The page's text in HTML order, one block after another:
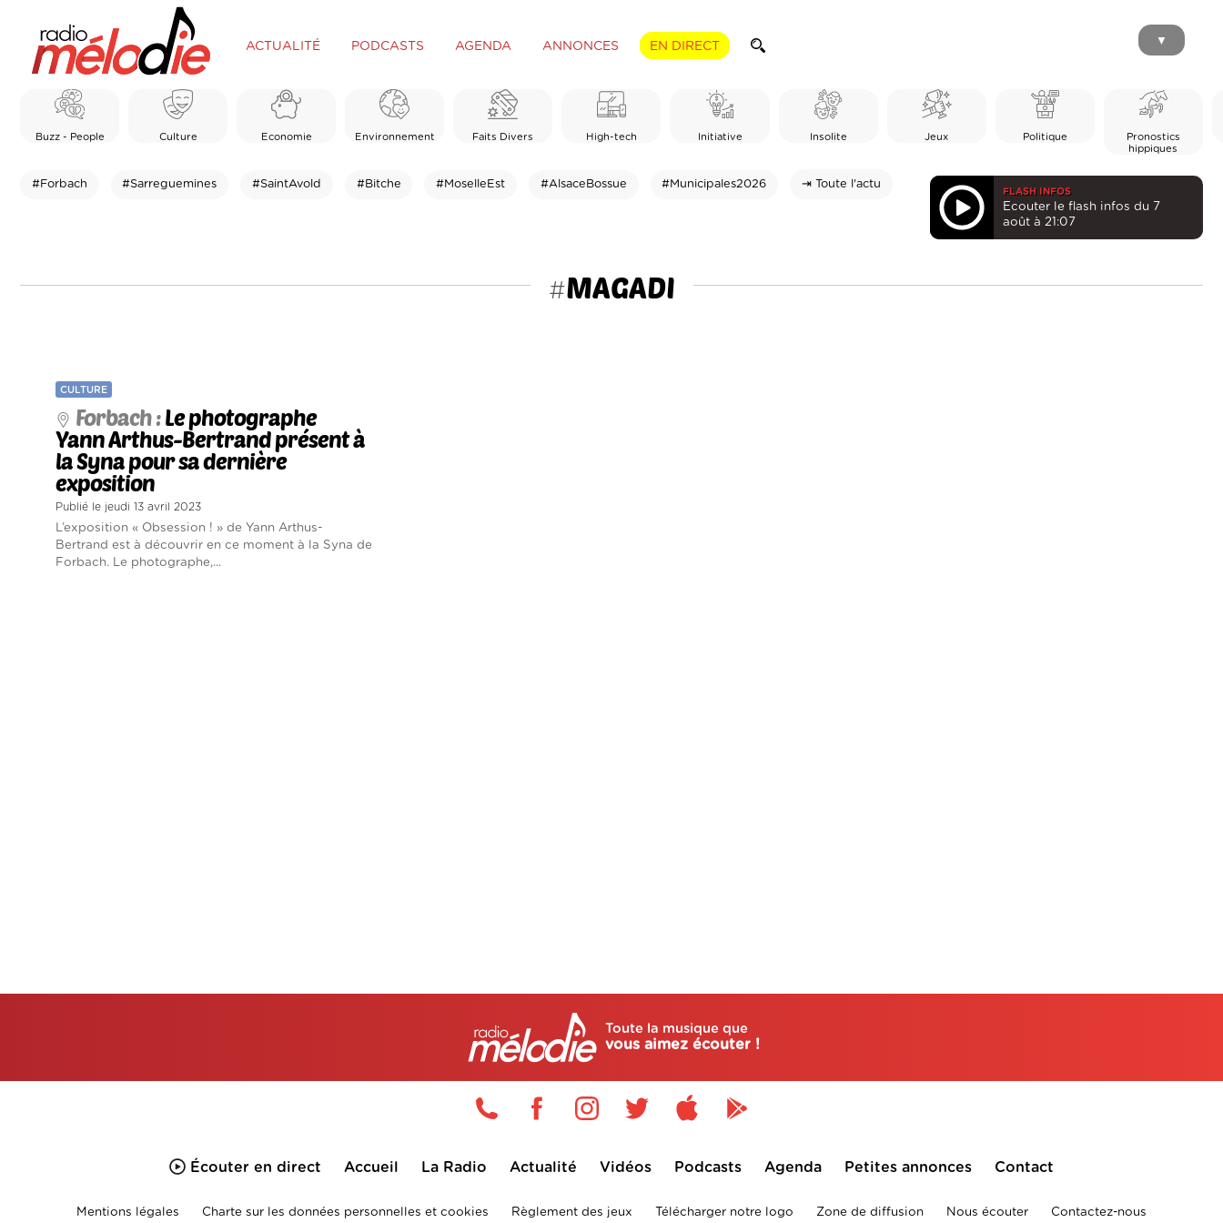
ACTUALITÉ PODCASTS AGENDA ANNONCES EN DIRECT ▼
Buzz - People Culture Economie Environnement Faits Divers High-tech Initiative Insolite Jeux Politique
Pronostics
hippiques
#Forbach #Sarreguemines #SaintAvold #Bitche #MoselleEst #AlsaceBossue #Municipales2026 ⇥ Toute l'actu
FLASH INFOS
Ecouter le flash infos du 7
août à 21:07
#MAGADI
CULTURE
Forbach :Le photographe
Yann Arthus-Bertrand présent à
la Syna pour sa dernière
exposition
Publié le jeudi 13 avril 2023
L’exposition « Obsession ! » de Yann Arthus-
Bertrand est à découvrir en ce moment à la Syna de
Forbach. Le photographe,...
Toute la musique que
vous aimez écouter !
Écouter en direct Accueil La Radio Actualité Vidéos Podcasts Agenda Petites annonces Contact
Mentions légales Charte sur les données personnelles et cookies Règlement des jeux Télécharger notre logo Zone de diffusion Nous écouter Contactez-nous